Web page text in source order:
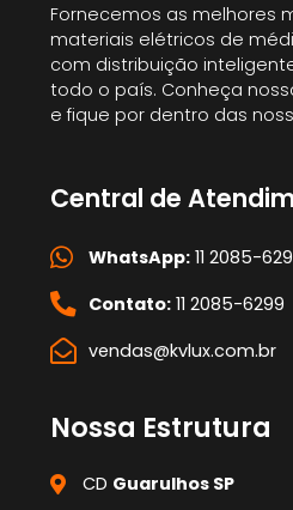
Fornecemos as melhores
materiais elétricos de
com distribuição
todo o país. Conheça
e fique por dentro das
Central de
WhatsApp:11 2085-
Contato:11 2085-6299
vendas@kvlux.com.br
Nossa Estrutura
CD Guarulhos SP